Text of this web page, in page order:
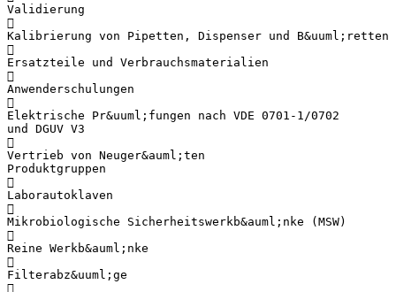
Validierung

Kalibrierung von Pipetten, Dispenser und B&uuml;retten

Ersatzteile und Verbrauchsmaterialien

Anwenderschulungen

Elektrische Pr&uuml;fungen nach VDE 0701-1/0702
und DGUV V3

Vertrieb von Neuger&auml;ten
Produktgruppen

Laborautoklaven

Mikrobiologische Sicherheitswerkb&auml;nke (MSW)

Reine Werkb&auml;nke

Filterabz&uuml;ge
